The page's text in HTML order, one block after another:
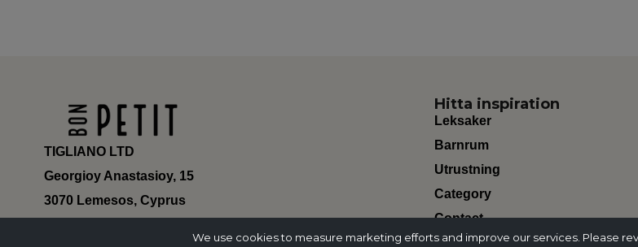
TIGLIANO LTD
Georgioy Anastasioy, 15
3070 Lemesos, Cyprus
Hitta inspiration
Leksaker
Barnrum
Utrustning
Category
Contact
We use cookies to measure marketing efforts and improve our services. Please